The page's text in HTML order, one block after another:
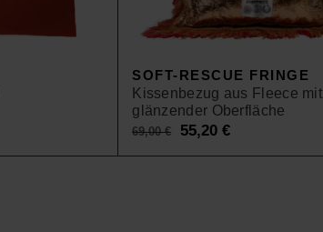
SOFT-RESCUE FRINGE
Kissenbezug aus Fleece mit
glänzender Oberfläche
69,00€
Original
price
55,20 €Current
price